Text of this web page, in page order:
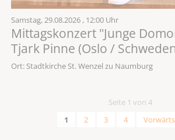
Samstag,29.08.2026 , 12:00 Uhr
Mittagskonzert "Junge
Tjark Pinne (Oslo /
Ort: Stadtkirche St. Wenzel zu Naumburg
Seite 1 von 4
1
2 3 4 Vorwärts